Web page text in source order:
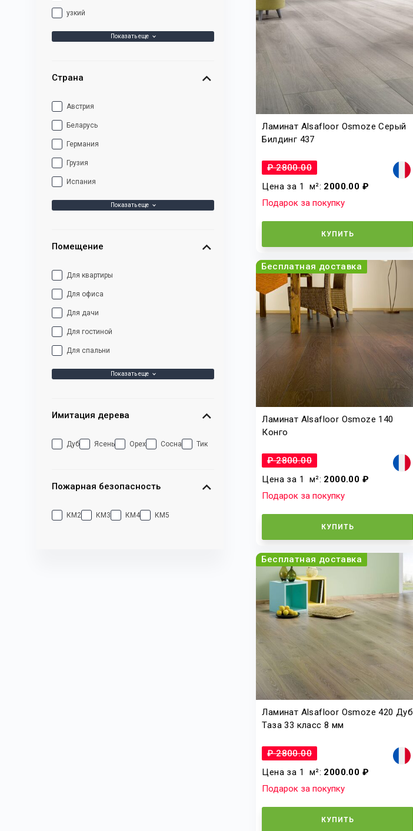
узкий
Показать еще
Страна
Австрия
Беларусь
Германия
Грузия
Испания
Показать еще
Помещение
Для квартиры
Для офиса
Для дачи
Для гостиной
Для спальни
Показать еще
Имитация дерева
Дуб Ясень Орех Сосна Тик
Пожарная безопасность
КМ2 КМ3 КМ4 КМ5
Ламинат Alsafloor Osmoze Серый
Билдинг 437
₽ 2800.00
Цена за 1 м²: 2000.00 ₽
Подарок за покупку
КУПИТЬ
Бесплатная доставка
Ламинат Alsafloor Osmoze 140
Конго
₽ 2800.00
Цена за 1 м²: 2000.00 ₽
Подарок за покупку
КУПИТЬ
Бесплатная доставка
Ламинат Alsafloor Osmoze 420 Дуб
Таза 33 класс 8 мм
₽ 2800.00
Цена за 1 м²: 2000.00 ₽
Подарок за покупку
КУПИТЬ